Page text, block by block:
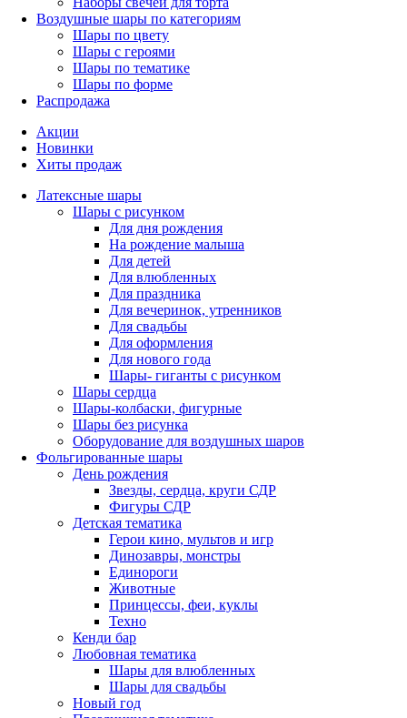
Воздушные шары по категориям
Шары по цвету
Шары с героями
Шары по тематике
Шары по форме
Распродажа
Акции
Новинки
Хиты продаж
Латексные шары
Шары с рисунком
Для дня рождения
На рождение малыша
Для детей
Для влюбленных
Для праздника
Для вечеринок, утренников
Для свадьбы
Для оформления
Для нового года
Шары- гиганты с рисунком
Шары сердца
Шары-колбаски, фигурные
Шары без рисунка
Оборудование для воздушных шаров
Фольгированные шары
День рождения
Звезды, сердца, круги СДР
Фигуры СДР
Детская тематика
Герои кино, мультов и игр
Динозавры, монстры
Единороги
Животные
Принцессы, феи, куклы
Техно
Кенди бар
Любовная тематика
Шары для влюбленных
Шары для свадьбы
Новый год